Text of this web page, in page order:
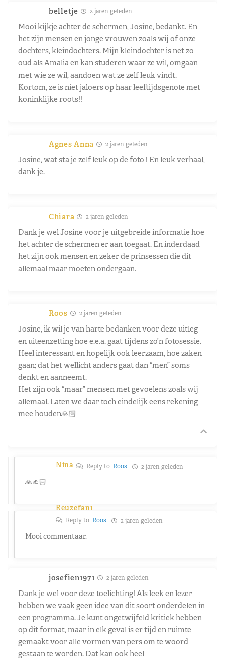
belletje 2 jaren geleden
Mooi kijkje achter de schermen, Josine, bedankt. En
het zijn mensen en jonge vrouwen zoals wij of onze
dochters, kleindochters. Mijn kleindochter is net zo
oud als Amalia en kan studeren waar ze wil, omgaan
met wie ze wil, aandoen wat ze zelf leuk vindt.
Kortom, ze is niet jaloers op haar leeftijdsgenote met
koninklijke roots!!
Agnes Anna 2 jaren geleden
Josine, wat sta je zelf leuk op de foto ! En leuk verhaal,
dank je.
Chiara 2 jaren geleden
Dank je wel Josine voor je uitgebreide informatie hoe
het achter de schermen er aan toegaat. En inderdaad
het zijn ook mensen en zeker de prinsessen die dit
allemaal maar moeten ondergaan.
Roos 2 jaren geleden
Josine, ik wil je van harte bedanken voor deze uitleg
en uiteenzetting hoe e.e.a. gaat tijdens zo’n fotosessie.
Heel interessant en hopelijk ook leerzaam, hoe zaken
gaan; dat het wellicht anders gaat dan “men” soms
denkt en aanneemt.
Het zijn ook “maar” mensen met gevoelens zoals wij
allemaal. Laten we daar toch eindelijk eens rekening
mee houden🙏🏻
Nina Reply to Roos 2 jaren geleden
🙏👍🏻
Reuzefan1
Reply to Roos 2 jaren geleden
Mooi commentaar.
josefien1971 2 jaren geleden
Dank je wel voor deze toelichting! Als leek en lezer
hebben we vaak geen idee van dit soort onderdelen in
een programma. Je kunt ongetwijfeld kritiek hebben
op dit format, maar in elk geval is er tijd en ruimte
gemaakt voor alle vormen van pers om te woord
gestaan te worden. Dat kan ook heel